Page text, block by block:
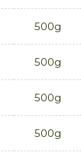
500g
500g
500g
500g